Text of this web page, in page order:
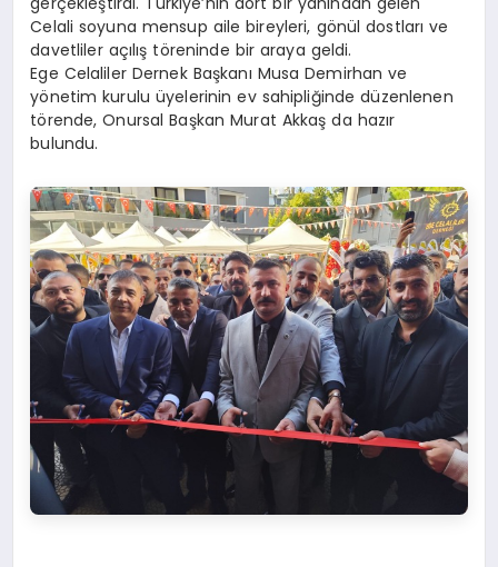
Celali soyuna mensup aile bireyleri, gönül dostları ve
davetliler açılış töreninde bir araya geldi.
Ege Celaliler Dernek Başkanı Musa Demirhan ve
yönetim kurulu üyelerinin ev sahipliğinde düzenlenen
törende, Onursal Başkan Murat Akkaş da hazır
bulundu.